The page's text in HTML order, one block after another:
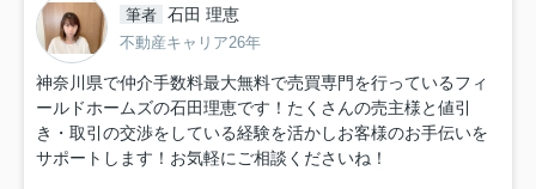
筆者 石田 理恵
不動産キャリア26年
神奈川県で仲介手数料最大無料で売買専門を行っているフィ
ールドホームズの石田理恵です！たくさんの売主様と値引
き・取引の交渉をしている経験を活かしお客様のお手伝いを
サポートします！お気軽にご相談くださいね！